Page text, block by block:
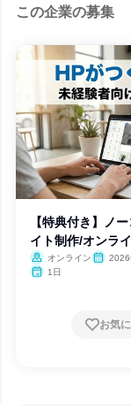
この企業の募集
【特典付き】ノ
イト制作/オンラ
オンライン
2026
1日
お気